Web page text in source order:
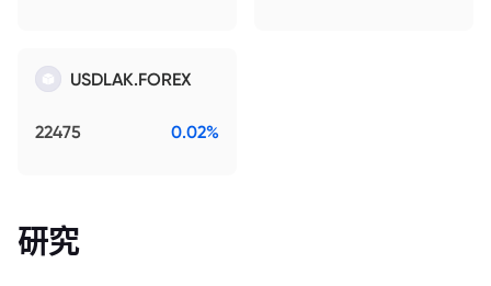
USDLAK.FOREX
22475 0.02%
研究